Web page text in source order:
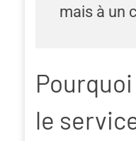
mais à un
le